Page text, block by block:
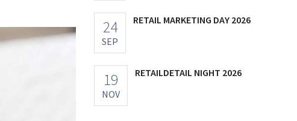
24
SEP
RETAIL MARKETING DAY 2026
19
NOV
RETAILDETAIL NIGHT 2026